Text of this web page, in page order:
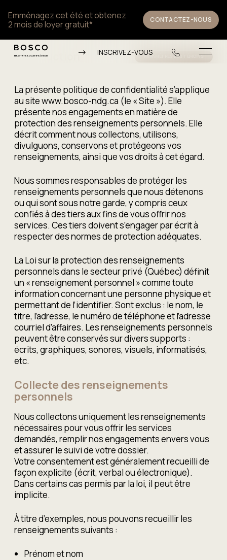
to
content
Emménagez cet été et obtenez
2 mois de loyer gratuit*
CONTACTEZ-NOUS
INSCRIVEZ-VOUS
POLITIQUE DE CONFIDENTIALITÉ
Introduction PARAMÈTRES DES TÉMOINS
La présente politique de confidentialité s’applique
au site www.bosco-ndg.ca (le « Site »). Elle
présente nos engagements en matière de
protection des renseignements personnels. Elle
décrit comment nous collectons, utilisons,
divulguons, conservons et protégeons vos
renseignements, ainsi que vos droits à cet égard.
Nous sommes responsables de protéger les
renseignements personnels que nous détenons
ou qui sont sous notre garde, y compris ceux
confiés à des tiers aux fins de vous offrir nos
services. Ces tiers doivent s’engager par écrit à
respecter des normes de protection adéquates.
La Loi sur la protection des renseignements
personnels dans le secteur privé (Québec) définit
un « renseignement personnel » comme toute
information concernant une personne physique et
permettant de l’identifier. Sont exclus : le nom, le
titre, l’adresse, le numéro de téléphone et l’adresse
courriel d’affaires. Les renseignements personnels
peuvent être conservés sur divers supports :
écrits, graphiques, sonores, visuels, informatisés,
etc.
Collecte des renseignements
personnels
Nous collectons uniquement les renseignements
nécessaires pour vous offrir les services
demandés, remplir nos engagements envers vous
et assurer le suivi de votre dossier.
Votre consentement est généralement recueilli de
façon explicite (écrit, verbal ou électronique).
Dans certains cas permis par la loi, il peut être
implicite.
À titre d’exemples, nous pouvons recueillir les
renseignements suivants :
Prénom et nom